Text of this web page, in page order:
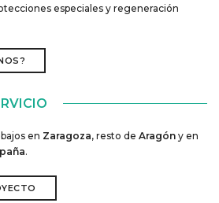
especiales y regeneración
en Zaragoza, resto de Aragón y en
.